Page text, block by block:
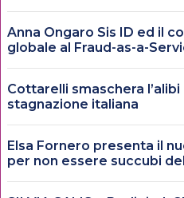
Anna Ongaro Sis ID ed il
globale al Fraud-as-a-
Cottarelli smaschera
stagnazione italiana
Elsa Fornero presenta il
per non essere succubi